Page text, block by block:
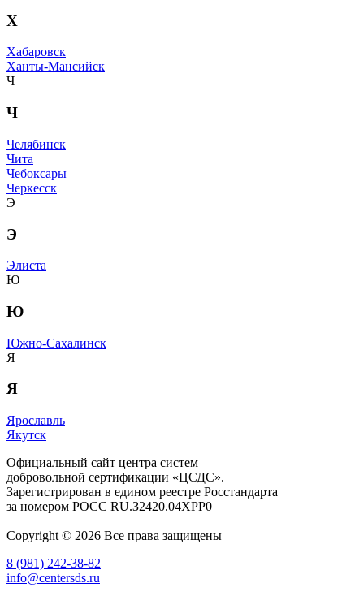
Х
Хабаровск
Ханты-Мансийск
Ч
Ч
Челябинск
Чита
Чебоксары
Черкесск
Э
Э
Элиста
Ю
Ю
Южно-Сахалинск
Я
Я
Ярославль
Якутск
Официальный сайт центра систем
добровольной сертификации «ЦСДС».
Зарегистрирован в едином реестре Росстандарта
за номером РОСС RU.З2420.04ХРР0
Copyright © 2026 Все права защищены
8 (981) 242-38-82
info@centersds.ru